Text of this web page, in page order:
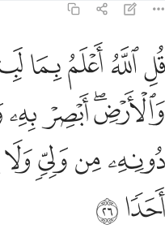
قل الله اعلم بما لبثوا له
قُلِ ٱللَّهُ أَعْلَمُ بِمَا لَبِثُوا۟
ﲮﲯﲰﲱ
ﲷﲸﲹﲺ
ﳀﳁﳂﳃ
ﳇﳈ